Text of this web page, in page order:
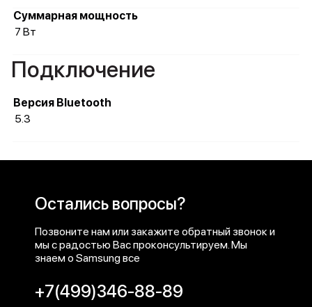
Суммарная мощность
7 Вт
Подключение
Версия Bluetooth
5.3
Остались вопросы?
Позвоните нам или закажите обратный звонок и
мы с радостью Вас проконсультируем. Мы
знаем о Samsung все
+7(499)346-88-89